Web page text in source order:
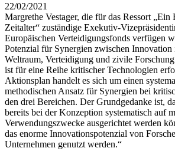
22/02/2021
Margrethe Vestager, die für das Ressort
Zeitalter“ zuständige Exekutiv-
Europäischen Verteidigungsfonds verfügen
Potenzial für Synergien zwischen Innovation
Weltraum, Verteidigung und zivile
ist für eine Reihe kritischer Technologien
Aktionsplan handelt es sich um einen
methodischen Ansatz für Synergien bei
den drei Bereichen. Der Grundgedanke ist,
bereits bei der Konzeption systematisch auf
Verwendungszwecke ausgerichtet werden
das enorme Innovationspotenzial von
Unternehmen genutzt werden.“